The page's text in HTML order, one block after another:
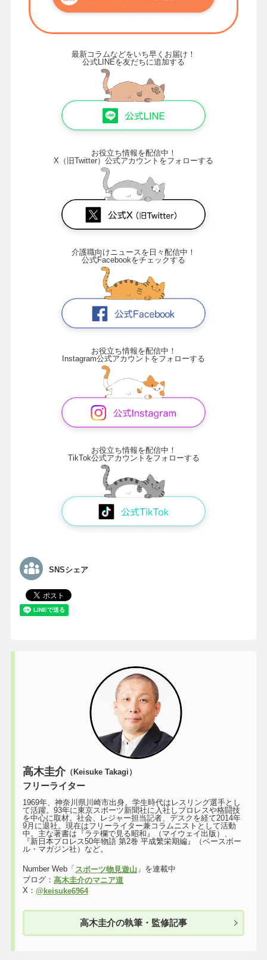
最新コラムなどをいち早くお届け！
公式LINEを友だちに追加する
お役立ち情報を配信中！
X（旧Twitter）公式アカウントをフォローする
介護職向けニュースを日々配信中！
公式Facebookをチェックする
お役立ち情報を配信中！
Instagram公式アカウントをフォローする
お役立ち情報を配信中！
TikTok公式アカウントをフォローする
SNSシェア
高木圭介（Keisuke Takagi）
フリーライター
1969年、神奈川県川崎市出身。学生時代はレスリング選手とし
て活躍。93年に東京スポーツ新聞社に入社しプロレスや格闘技
を中心に取材。社会、レジャー担当記者、デスクを経て2014年
9月に退社。現在はフリーライター兼コラムニストとして活動
中。主な著書は『ラテ欄で見る昭和』（マイウェイ出版）、
『新日本プロレス50年物語 第2巻 平成繁栄期編』（ベースボー
ル・マガジン社）など。
Number Web「 スポーツ物見遊山 」を連載中
ブログ： 高木圭介のマニア道
X： @keisuke6964
高木圭介の執筆・監修記事